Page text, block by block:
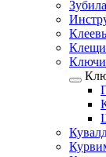
Зубила
Клещи
Ключи